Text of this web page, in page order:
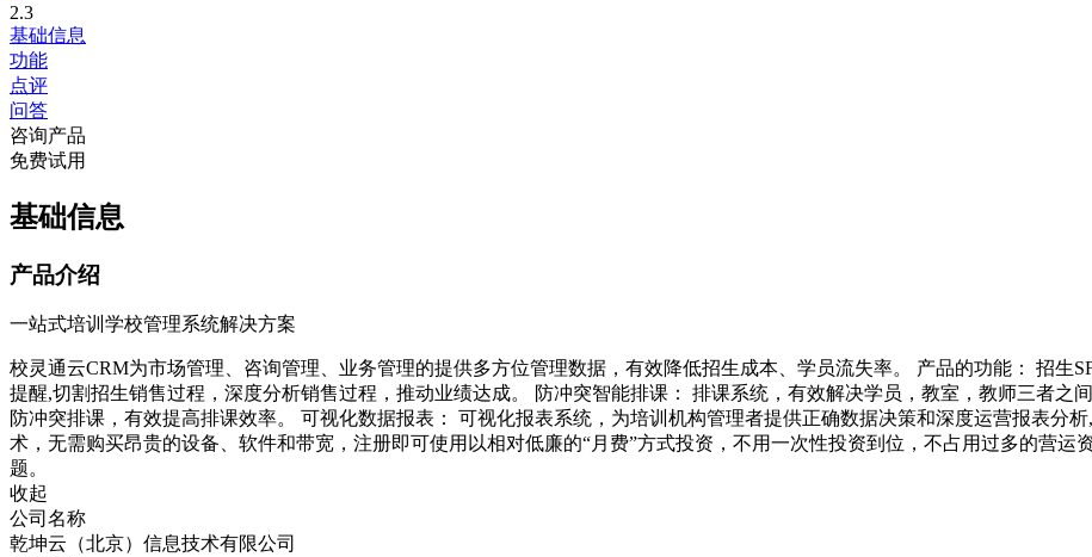
2.3
基础信息
功能
点评
问答
咨询产品
免费试用
基础信息
产品介绍
一站式培训学校管理系统解决方案
校灵通云CRM为市场管理、咨询管理、业务管理的提供多方位管理数据，有效降低招生成本、学员流失率。 产品的功能： 招生
提醒,切割招生销售过程，深度分析销售过程，推动业绩达成。 防冲突智能排课： 排课系统，有效解决学员，教室，教师三者之
防冲突排课，有效提高排课效率。 可视化数据报表： 可视化报表系统，为培训机构管理者提供正确数据决策和深度运营报表分
术，无需购买昂贵的设备、软件和带宽，注册即可使用以相对低廉的“月费”方式投资，不用一次性投资到位，不占用过多的营运
题。
收起
公司名称
乾坤云（北京）信息技术有限公司